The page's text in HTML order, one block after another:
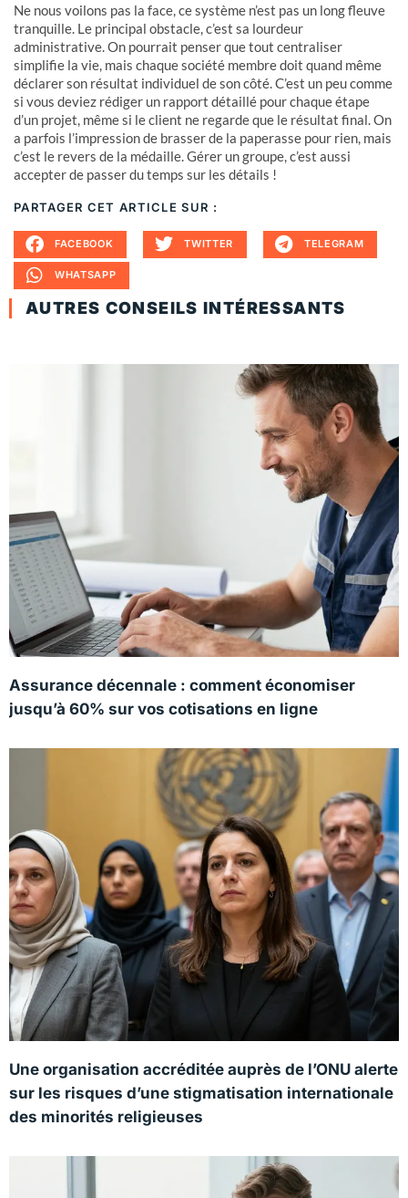
Ne nous voilons pas la face, ce système n’est pas un long fleuve
tranquille. Le principal obstacle, c’est sa lourdeur
administrative. On pourrait penser que tout centraliser
simplifie la vie, mais chaque société membre doit quand même
déclarer son résultat individuel de son côté. C’est un peu comme
si vous deviez rédiger un rapport détaillé pour chaque étape
d’un projet, même si le client ne regarde que le résultat final. On
a parfois l’impression de brasser de la paperasse pour rien, mais
c’est le revers de la médaille. Gérer un groupe, c’est aussi
accepter de passer du temps sur les détails !
PARTAGER CET ARTICLE SUR :
FACEBOOK TWITTER TELEGRAM
WHATSAPP
AUTRES CONSEILS INTÉRESSANTS
Assurance décennale : comment économiser
jusqu’à 60% sur vos cotisations en ligne
Une organisation accréditée auprès de l’ONU alerte
sur les risques d’une stigmatisation internationale
des minorités religieuses